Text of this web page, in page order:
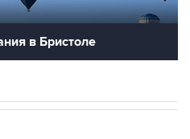
в Бристоле